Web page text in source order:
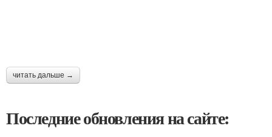
читать дальше →
Последние обновления на сайте: